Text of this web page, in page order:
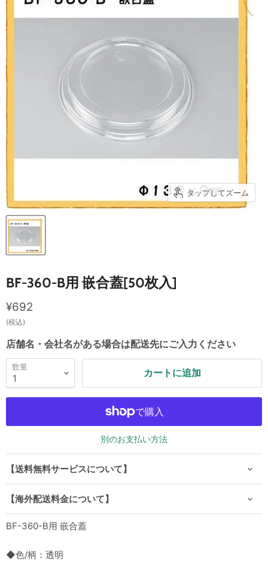
タップしてズーム
BF-360-B用 嵌合蓋[50枚入]
現在の価格
¥692
(税込)
店舗名・会社名がある場合は配送先にご入力ください
数量
カートに追加
別のお支払い方法
【送料無料サービスについて】
【海外配送料金について】
BF-360-B用 嵌合蓋
◆色/柄：透明